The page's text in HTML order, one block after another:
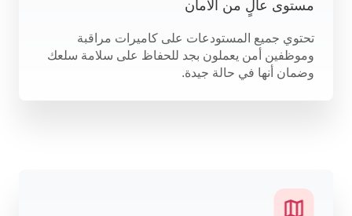
مستوى عالٍ من الأمان
تحتوي جميع المستودعات على كاميرات مراقبة
وموظفين أمن يعملون بجد للحفاظ على سلامة سلعك
وضمان أنها في حالة جيدة.